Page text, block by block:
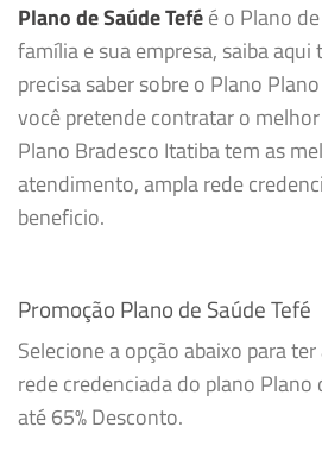
Plano de Saúde Teféé o Plano
família e sua empresa, saiba
precisa saber sobre o Plano
você pretende contratar o
Plano Bradesco Itatiba tem as
atendimento, ampla rede
beneficio.
Promoção Plano de Saúde Tefé
Selecione a opção abaixo para
rede credenciada do plano Plano
até 65% Desconto.